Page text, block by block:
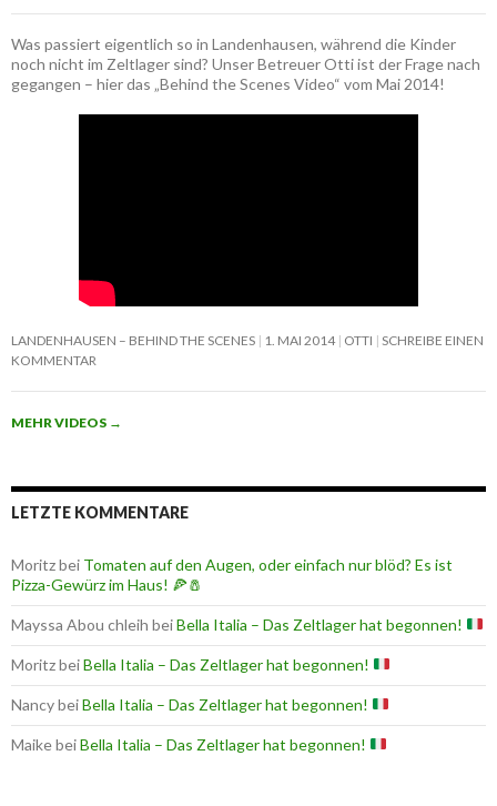
Was passiert eigentlich so in Landenhausen, während die Kinder
noch nicht im Zeltlager sind? Unser Betreuer Otti ist der Frage nach
gegangen – hier das „Behind the Scenes Video“ vom Mai 2014!
LANDENHAUSEN – BEHIND THE SCENES 1. MAI 2014 OTTI SCHREIBE EINEN
KOMMENTAR
MEHR VIDEOS →
LETZTE KOMMENTARE
Moritzbei Tomaten auf den Augen, oder einfach nur blöd? Es ist
Pizza-Gewürz im Haus! 🍕🧂
Mayssa Abou chleih beiBella Italia – Das Zeltlager hat begonnen!
MoritzbeiBella Italia – Das Zeltlager hat begonnen!
NancybeiBella Italia – Das Zeltlager hat begonnen!
MaikebeiBella Italia – Das Zeltlager hat begonnen!